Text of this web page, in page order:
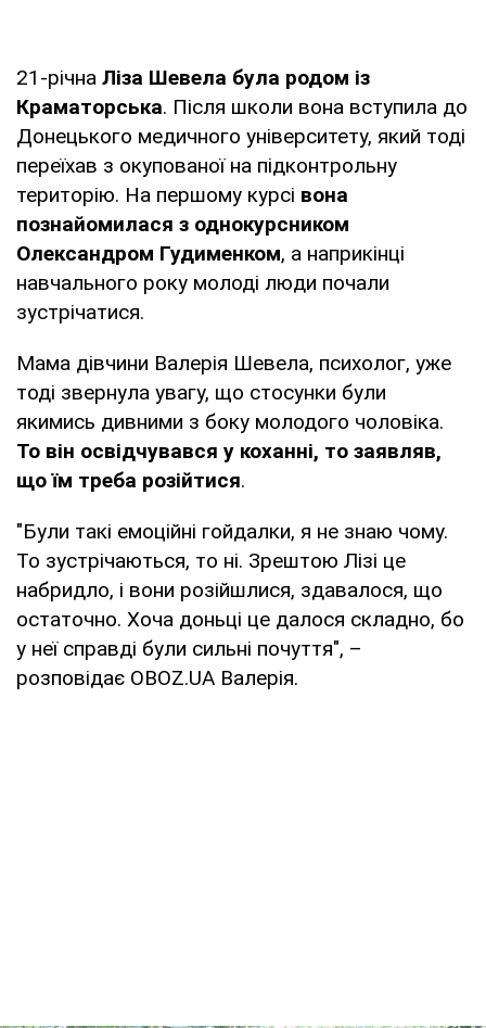
21-річна Ліза Шевела була родом із
Краматорська. Після школи вона вступила до
Донецького медичного університету, який тоді
переїхав з окупованої на підконтрольну
територію. На першому курсі вона
познайомилася з однокурсником
Олександром Гудименком, а наприкінці
навчального року молоді люди почали
зустрічатися.
Мама дівчини Валерія Шевела, психолог, уже
тоді звернула увагу, що стосунки були
якимись дивними з боку молодого чоловіка.
То він освідчувався у коханні, то заявляв,
що їм треба розійтися.
"Були такі емоційні гойдалки, я не знаю чому.
То зустрічаються, то ні. Зрештою Лізі це
набридло, і вони розійшлися, здавалося, що
остаточно. Хоча доньці це далося складно, бо
у неї справді були сильні почуття", –
розповідає OBOZ.UA Валерія.